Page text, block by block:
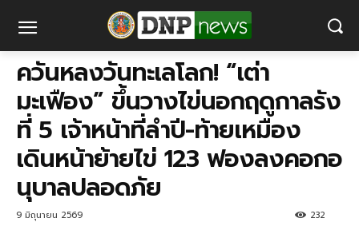
ควันหลงวันทะเลโลก! “เต่า
มะเฟือง” ขึ้นวางไข่นอกฤดูกาลรัง
ที่ 5 เจ้าหน้าที่ลำปี-ท้ายเหมือง
เดินหน้าย้ายไข่ 123 ฟองลงคอกอ
นุบาลปลอดภัย
9 มิถุนายน 2569 232